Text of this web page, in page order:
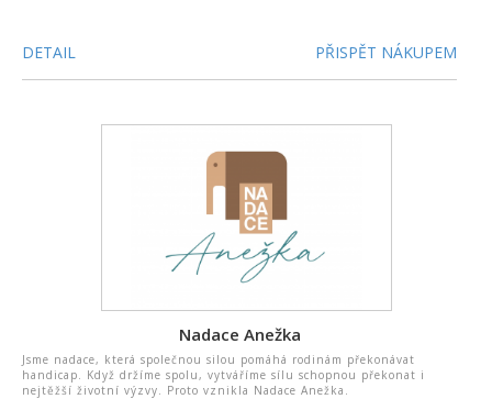
DETAIL PŘISPĚT NÁKUPEM
Nadace Anežka
Jsme nadace, která společnou silou pomáhá rodinám překonávat
handicap. Když držíme spolu, vytváříme sílu schopnou překonat i
nejtěžší životní výzvy. Proto vznikla Nadace Anežka.